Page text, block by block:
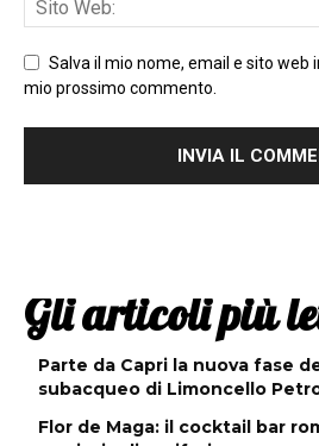
Salva il mio nome, email e sito web
mio prossimo commento.
Gli articoli più
Parte da Capri la nuova fase
subacqueo di Limoncello
Flor de Maga: il cocktail bar